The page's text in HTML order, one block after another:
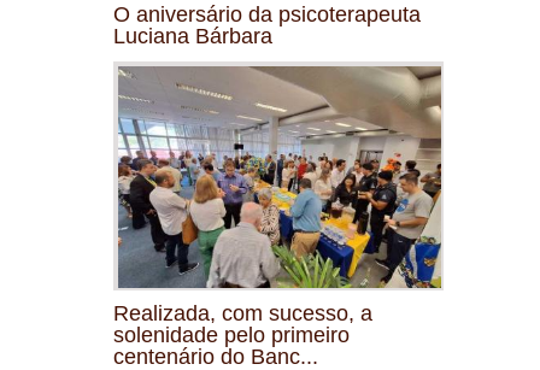
O aniversário da psicoterapeuta
Luciana Bárbara
Realizada, com sucesso, a
solenidade pelo primeiro
centenário do Banc...